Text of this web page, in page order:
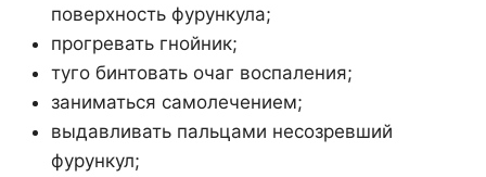
поверхность фурункула;
прогревать гнойник;
туго бинтовать очаг воспаления;
заниматься самолечением;
выдавливать пальцами несозревший
фурункул;